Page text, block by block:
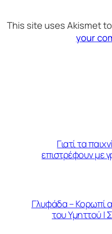
This site uses Akismet
your
Γιατί τα
επιστρέφουν με
Γλυφάδα – Κορωπί
του Υμηττού |